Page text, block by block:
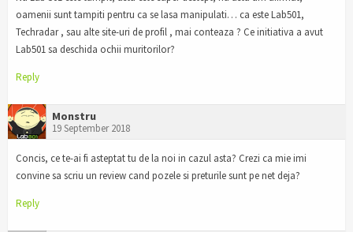
oamenii sunt tampiti pentru ca se lasa manipulati… ca este Lab501,
Techradar , sau alte site-uri de profil , mai conteaza ? Ce initiativa a avut
Lab501 sa deschida ochii muritorilor?
Reply
Monstru
19 September 2018
Concis, ce te-ai fi asteptat tu de la noi in cazul asta? Crezi ca mie imi
convine sa scriu un review cand pozele si preturile sunt pe net deja?
Reply